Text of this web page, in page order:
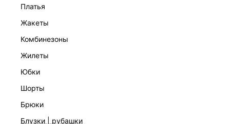
платья
жакеты
комбинезоны
жилеты
юбки
шорты
брюки
блузки | рубашки
БЛУЗКА ИЗ ТЕНСЕЛЯ С ВЫШИВКОЙ
6 999 ₽-57%